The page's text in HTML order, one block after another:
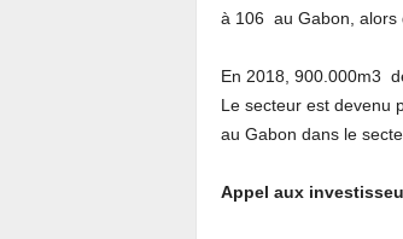
à 106 au Gabon, alors
En 2018, 900.000m3
Le secteur est devenu
au Gabon dans le
Appel aux